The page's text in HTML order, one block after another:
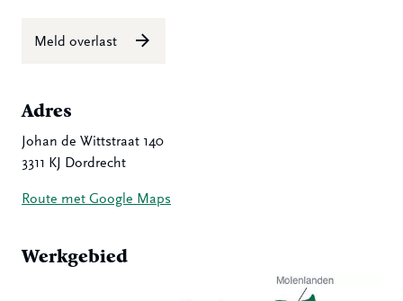
Meld overlast
Adres
Johan de Wittstraat 140
3311 KJ Dordrecht
Route met Google Maps
Werkgebied